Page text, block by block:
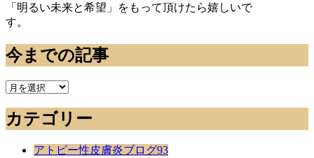
「明るい未来と希望」をもって頂けたら嬉しいで
す。
今までの記事
今
で
の
カテゴリー
アトピー性皮膚炎ブログ93